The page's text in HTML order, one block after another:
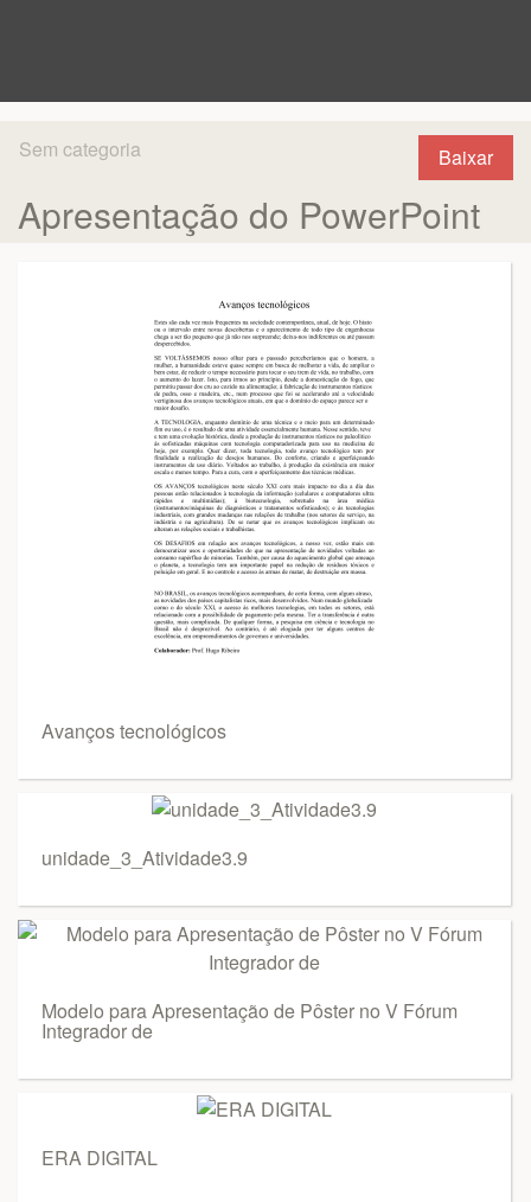
Baixar
Sem categoria
Apresentação do PowerPoint
Avanços tecnológicos
unidade_3_Atividade3.9
Modelo para Apresentação de Pôster no V Fórum
Integrador de
ERA DIGITAL